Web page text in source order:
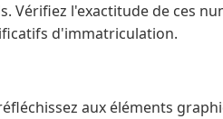
Vérifiez l'exactitude de ces
d'immatriculation.
aux éléments